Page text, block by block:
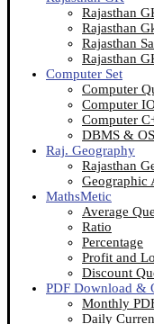
Rajasthan
Rajasthan
Rajasthan
Rajasthan
Computer Set
Computer
Computer
Computer
DBMS &
Raj. Geography
Rajasthan
Geographic
MathsMetic
Average
Ratio
Percentage
Profit and
Discount
PDF Download &
Monthly
Daily